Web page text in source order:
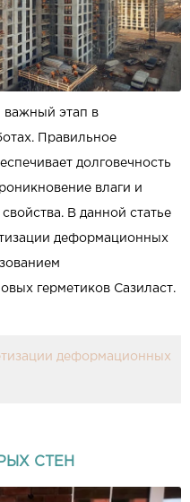
важный этап в
Правильное
долговечность
влаги и
В данной статье
деформационных
герметиков Сазиласт.
деформационных
СТЕН